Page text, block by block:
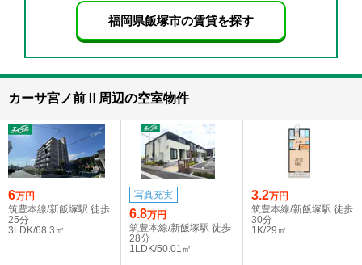
福岡県飯塚市の賃貸を探す
カーサ宮ノ前Ⅱ周辺の空室物件
6万円
筑豊本線/新飯塚駅 徒歩
25分
3LDK/68.3㎡
写真充実
6.8万円
筑豊本線/新飯塚駅 徒歩
28分
1LDK/50.01㎡
3.2万円
筑豊本線/新飯塚駅 徒歩
30分
1K/29㎡